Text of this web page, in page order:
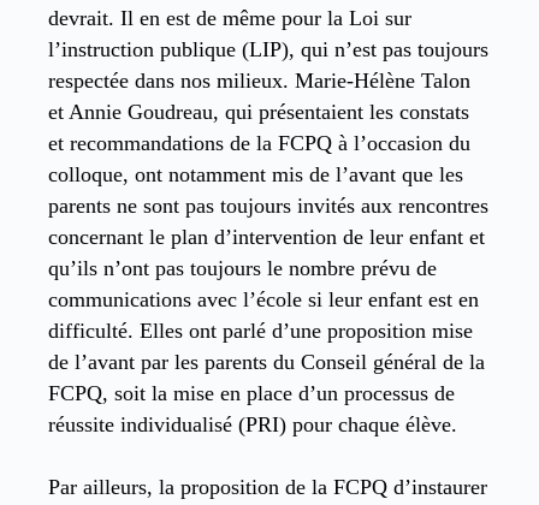
devrait. Il en est de même pour la Loi sur
l’instruction publique (LIP), qui n’est pas toujours
respectée dans nos milieux. Marie-Hélène Talon
et Annie Goudreau, qui présentaient les constats
et recommandations de la FCPQ à l’occasion du
colloque, ont notamment mis de l’avant que les
parents ne sont pas toujours invités aux rencontres
concernant le plan d’intervention de leur enfant et
qu’ils n’ont pas toujours le nombre prévu de
communications avec l’école si leur enfant est en
difficulté. Elles ont parlé d’une proposition mise
de l’avant par les parents du Conseil général de la
FCPQ, soit la mise en place d’un processus de
réussite individualisé (PRI) pour chaque élève.
Par ailleurs, la proposition de la FCPQ d’instaurer